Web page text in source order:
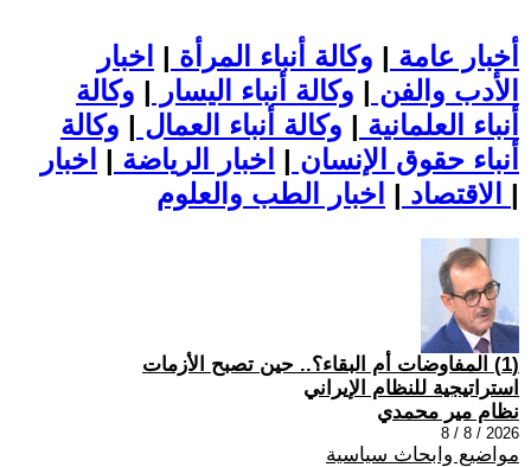
أخبار عامة | وكالة أنباء المرأة | اخبار
الأدب والفن | وكالة أنباء اليسار | وكالة
أنباء العلمانية | وكالة أنباء العمال | وكالة
أنباء حقوق الإنسان | اخبار الرياضة | اخبار
الاقتصاد | |
(1) المفاوضات أم البقاء؟.. حين تصبح الأزمات
استراتيجية للنظام الإيراني
نظام مير محمدي
2026 / 8 / 8
مواضيع وابحاث سياسية